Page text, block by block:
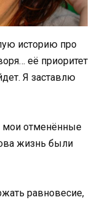
историю про
её приоритет
Я заставлю
мои отменённые
жизнь были
равновесие,